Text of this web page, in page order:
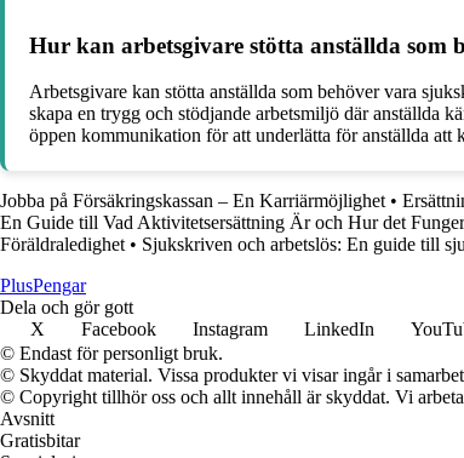
Hur kan arbetsgivare stötta anställda
Arbetsgivare kan stötta anställda som behöver vara
skapa en trygg och stödjande arbetsmiljö där anställda
öppen kommunikation för att underlätta för anställda
Jobba på Försäkringskassan – En Karriärmöjlighet •
En Guide till Vad Aktivitetsersättning Är och Hur det
Föräldraledighet • Sjukskriven och arbetslös: En guide till
PlusPengar
Dela och gör gott
X
Facebook Instagram LinkedIn
© Endast för personligt bruk.
© Skyddat material. Vissa produkter vi visar ingår i
© Copyright tillhör oss och allt innehåll är skyddat. Vi
Avsnitt
Gratisbitar